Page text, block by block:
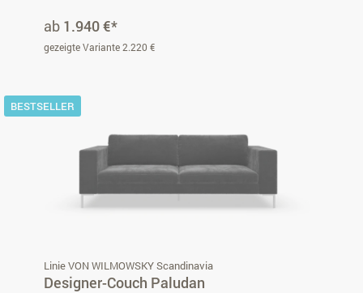
ab 1.940 €*
gezeigte Variante 2.220 €
BESTSELLER
Linie VON WILMOWSKY Scandinavia
Designer-Couch Paludan